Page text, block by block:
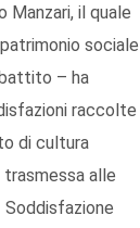
il quale
sociale
– ha
raccolte
di cultura
trasmessa alle